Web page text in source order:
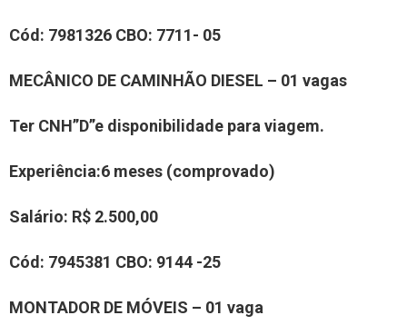
Cód: 7981326 CBO: 7711- 05
MECÂNICO DE CAMINHÃO DIESEL – 01 vagas
Ter CNH”D”e disponibilidade para viagem.
Experiência:6 meses (comprovado)
Salário: R$ 2.500,00
Cód: 7945381 CBO: 9144 -25
MONTADOR DE MÓVEIS – 01 vaga